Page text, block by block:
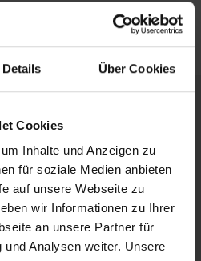
Details Über Cookies
Cookies
Inhalte und Anzeigen zu
für soziale Medien anbieten
auf unsere Webseite zu
wir Informationen zu Ihrer
an unsere Partner für
Analysen weiter. Unsere
und in hoher Qualität in der
Source of Truth.
die eine klare Sicht auf die